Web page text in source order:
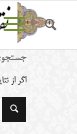
اگر از